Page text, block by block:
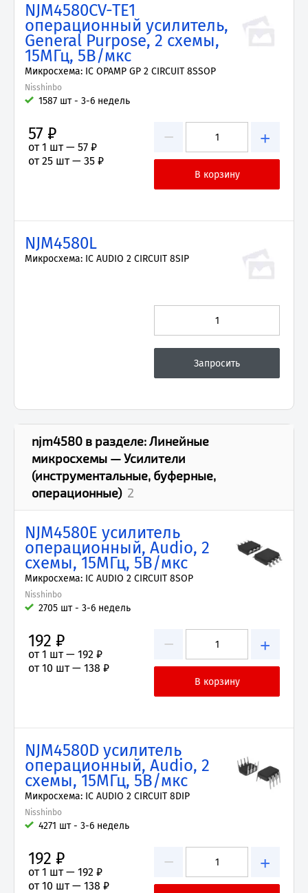
NJM4580CV-TE1
операционный усилитель,
General Purpose, 2 схемы,
15МГц, 5В/мкс
Микросхема: IC OPAMP GP 2 CIRCUIT 8SSOP
Nisshinbo
1587 шт - 3-6 недель
− +
57 ₽
от 1 шт — 57 ₽
от 25 шт — 35 ₽
NJM4580L
Микросхема: IC AUDIO 2 CIRCUIT 8SIP
njm4580 в разделе:Линейные
микросхемы — Усилители
(инструментальные, буферные,
операционные) 2
NJM4580E усилитель
операционный, Audio, 2
схемы, 15МГц, 5В/мкс
Микросхема: IC AUDIO 2 CIRCUIT 8SOP
Nisshinbo
2705 шт - 3-6 недель
− +
192 ₽
от 1 шт — 192 ₽
от 10 шт — 138 ₽
NJM4580D усилитель
операционный, Audio, 2
схемы, 15МГц, 5В/мкс
Микросхема: IC AUDIO 2 CIRCUIT 8DIP
Nisshinbo
4271 шт - 3-6 недель
− +
192 ₽
от 1 шт — 192 ₽
от 10 шт — 138 ₽